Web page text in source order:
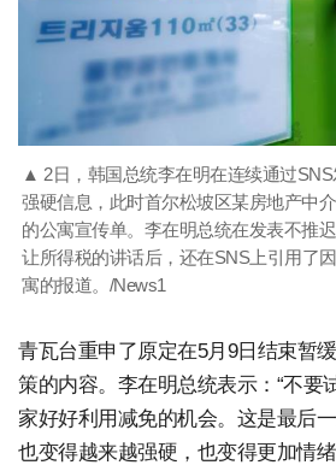
▲ 2日，韩国总统李在明在连续通过
强硬信息，此时首尔松坡区某房地产中
的公寓宣传单。李在明总统在发表不推
让所得税的讲话后，还在SNS上引用了
寓的报道。/News1
青瓦台重申了原定在5月9日结束暂
策的内容。李在明总统表示：“不要
家好好利用减免的机会。这是最后
也变得越来越强硬，也变得更加情绪